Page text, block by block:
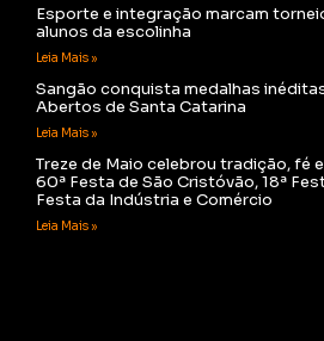
Esporte e integração marcam
alunos da escolinha
Leia Mais »
Sangão conquista medalhas
Abertos de Santa Catarina
Leia Mais »
Treze de Maio celebrou tradição, fé
60ª Festa de São Cristóvão, 18ª
Festa da Indústria e Comércio
Leia Mais »